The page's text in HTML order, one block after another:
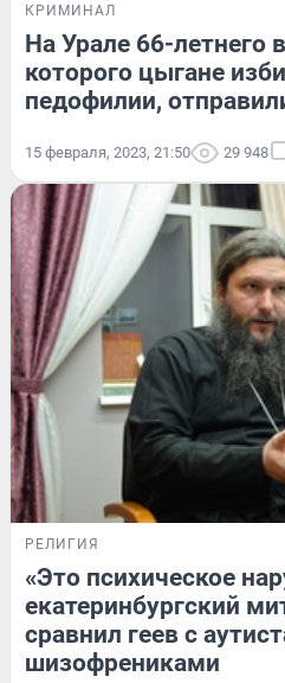
КРИМИНАЛ
На Урале 66-летнего
которого цыгане
педофилии,
15 февраля, 2023, 21:50 29 948
РЕЛИГИЯ
«Это психическое
екатеринбургский
сравнил геев с
шизофрениками